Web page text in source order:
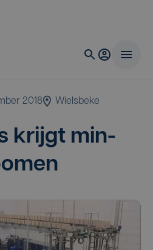
2018 Wielsbeke
krijgt min­